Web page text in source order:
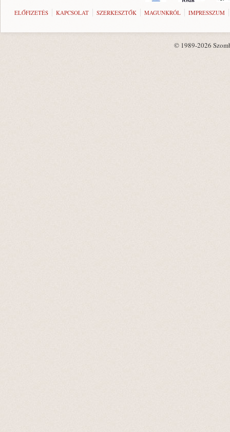
ELŐFIZETÉS KAPCSOLAT SZERKESZTŐK MAGUNKRÓL IMPRESSZUM
© 1989-2026